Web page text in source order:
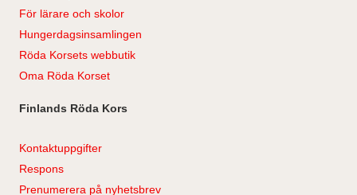
För lärare och skolor
Hungerdagsinsamlingen
Röda Korsets webbutik
Oma Röda Korset
Finlands Röda Kors
Kontaktuppgifter
Respons
Prenumerera på nyhetsbrev